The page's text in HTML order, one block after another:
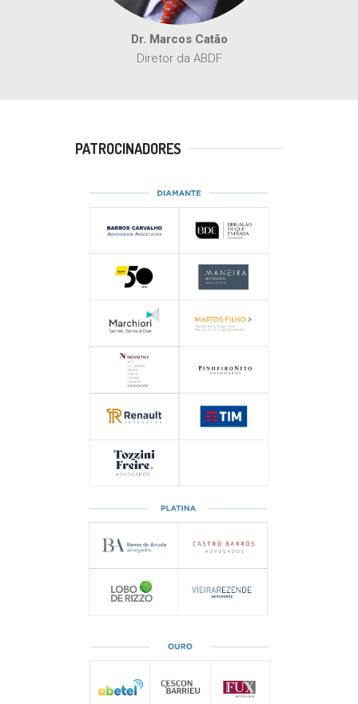
Dr. Marcos Catão
Diretor da ABDF
PATROCINADORES